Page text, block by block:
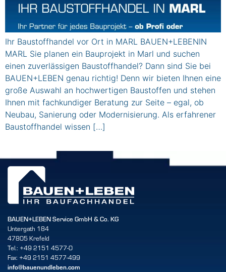
Ihr Baustoffhandel vor Ort in MARL BAUEN+LEBENIN
MARL Sie planen ein Bauprojekt in Marl und suchen
einen zuverlässigen Baustoffhandel? Dann sind Sie bei
BAUEN+LEBEN genau richtig! Denn wir bieten Ihnen eine
große Auswahl an hochwertigen Baustoffen und stehen
Ihnen mit fachkundiger Beratung zur Seite – egal, ob
Neubau, Sanierung oder Modernisierung. Als erfahrener
Baustoffhandel wissen […]
BAUEN+LEBEN Service GmbH & Co. KG
Untergath 184
47805 Krefeld
Tel.: +49 2151 4577-0
Fax: +49 2151 4577-499
info@bauenundleben.com